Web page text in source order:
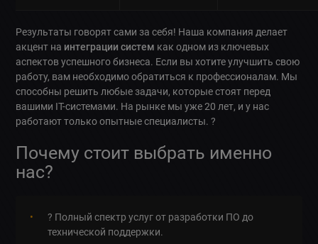
Результаты говорят сами за себя! Наша компания делает
акцент на интеграции систем как одном из ключевых
аспектов успешного бизнеса. Если вы хотите улучшить свою
работу, вам необходимо обратиться к профессионалам. Мы
способны решить любые задачи, которые стоят перед
вашими IT-системами. На рынке мы уже 20 лет, и у нас
работают только опытные специалисты. ?
Почему стоит выбрать именно
нас?
? Полный спектр услуг от разработки ПО до
технической поддержки.